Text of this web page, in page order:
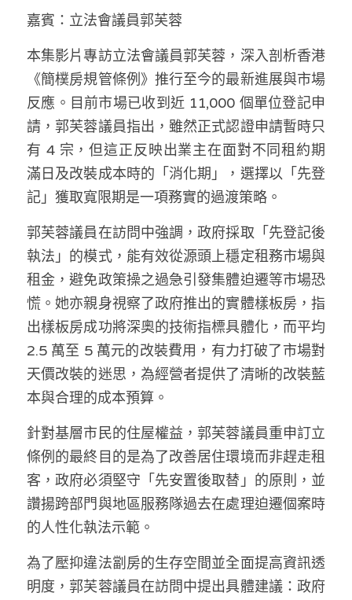
KOL 精選
大衛sir專欄
曾子晴 - 晴深直說
龔靜儀大律師專欄
陳貴春大律師專欄
陳子遷律師專欄
羅浚軒專欄
溫志倫專欄
汪明欣專欄
張美雄專欄
莊豪鋒專欄
香港科技專上書院｜專欄
嘉賓：立法會議員郭芙蓉
本集影片專訪立法會議員郭芙蓉，深入剖析香港
《簡樸房規管條例》推行至今的最新進展與市場
反應。目前市場已收到近 11,000 個單位登記申
請，郭芙蓉議員指出，雖然正式認證申請暫時只
有 4 宗，但這正反映出業主在面對不同租約期
滿日及改裝成本時的「消化期」，選擇以「先登
記」獲取寬限期是一項務實的過渡策略。
郭芙蓉議員在訪問中強調，政府採取「先登記後
執法」的模式，能有效從源頭上穩定租務市場與
租金，避免政策操之過急引發集體迫遷等市場恐
慌。她亦親身視察了政府推出的實體樣板房，指
出樣板房成功將深奧的技術指標具體化，而平均
2.5 萬至 5 萬元的改裝費用，有力打破了市場對
天價改裝的迷思，為經營者提供了清晰的改裝藍
本與合理的成本預算。
針對基層市民的住屋權益，郭芙蓉議員重申訂立
條例的最終目的是為了改善居住環境而非趕走租
客，政府必須堅守「先安置後取替」的原則，並
讚揚跨部門與地區服務隊過去在處理迫遷個案時
的人性化執法示範。
為了壓抑違法劏房的生存空間並全面提高資訊透
明度，郭芙蓉議員在訪問中提出具體建議：政府